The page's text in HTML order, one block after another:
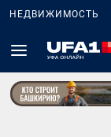
НЕДВИЖИМОСТЬ